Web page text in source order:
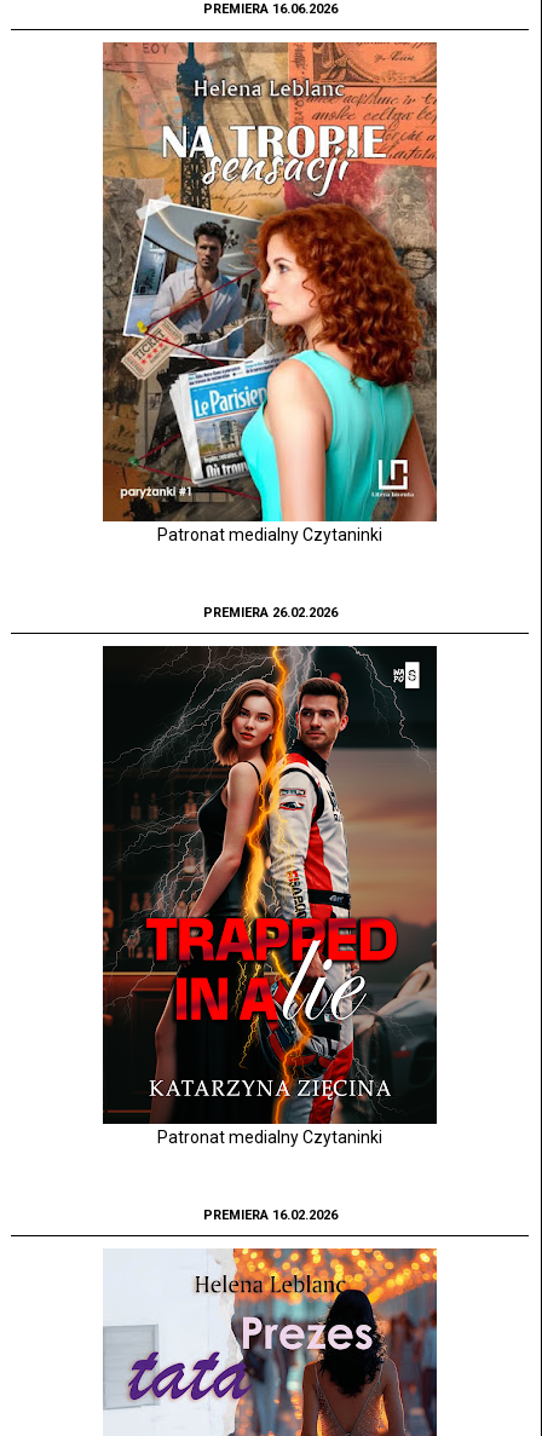
PREMIERA 16.06.2026
Patronat medialny Czytaninki
PREMIERA 26.02.2026
Patronat medialny Czytaninki
PREMIERA 16.02.2026